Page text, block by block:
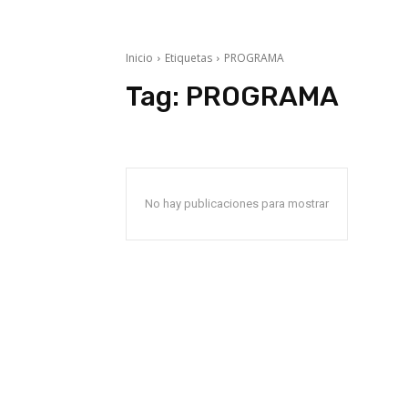
Inicio Etiquetas PROGRAMA
Tag: PROGRAMA
No hay publicaciones para mostrar